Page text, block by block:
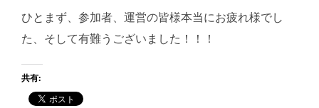
ひとまず、参加者、運営の皆様本当にお疲れ様でし
た、そして有難うございました！！！
共有: